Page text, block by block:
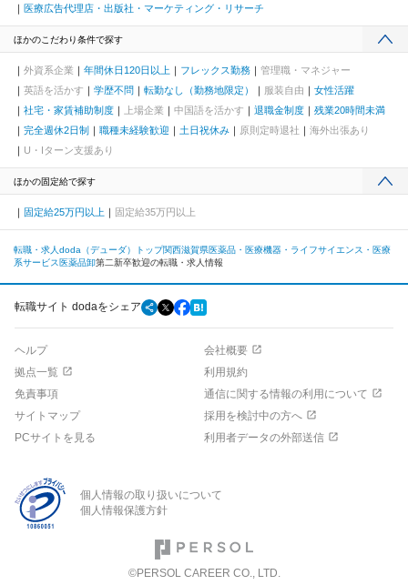
医療広告代理店・出版社・マーケティング・リサーチ
ほかのこだわり条件で探す
外資系企業 年間休日120日以上 フレックス勤務
管理職・マネジャー
英語を活かす
学歴不問 転勤なし（勤務地限定） 服装自由
女性活躍
社宅・家賃補助制度
上場企業 中国語を活かす 退職金制度
残業20時間未満
完全週休2日制
職種未経験歓迎 土日祝休み 原則定時退社
海外出張あり
U・Iターン支援あり
ほかの固定給で探す
固定給25万円以上 固定給35万円以上
転職・求人doda（デューダ）トップ関西滋賀県医薬品・医療機器・ライフサイエンス・医療
系サービス 医薬品卸第二新卒歓迎の転職・求人情報
転職サイト dodaをシェア
ヘルプ
会社概要
拠点一覧
利用規約
免責事項
通信に関する情報の利用について
サイトマップ
採用を検討中の方へ
PCサイトを見る
利用者データの外部送信
個人情報の取り扱いについて
個人情報保護方針
©PERSOL CAREER CO., LTD.